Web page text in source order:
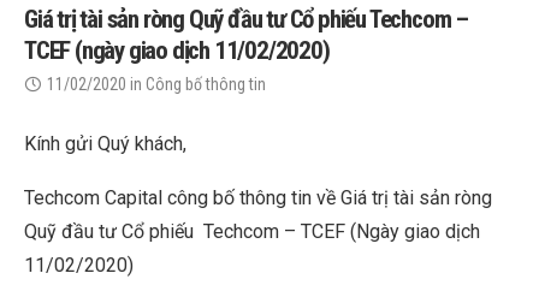
Giá trị tài sản ròng Quỹ đầu tư Cổ phiếu Techcom –
TCEF (ngày giao dịch 11/02/2020)
11/02/2020 in Công bố thông tin
Kính gửi Quý khách,
Techcom Capital công bố thông tin về Giá trị tài sản ròng
Quỹ đầu tư Cổ phiếu Techcom – TCEF (Ngày giao dịch
11/02/2020)